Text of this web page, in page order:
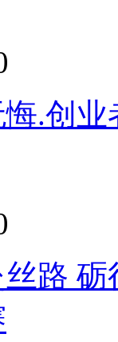
悔.创
路